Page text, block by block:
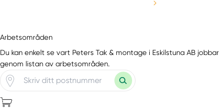
Arbetsområden
Du kan enkelt se vart Peters Tak & montage i Eskilstuna AB jobbar
genom listan av arbetsområden.